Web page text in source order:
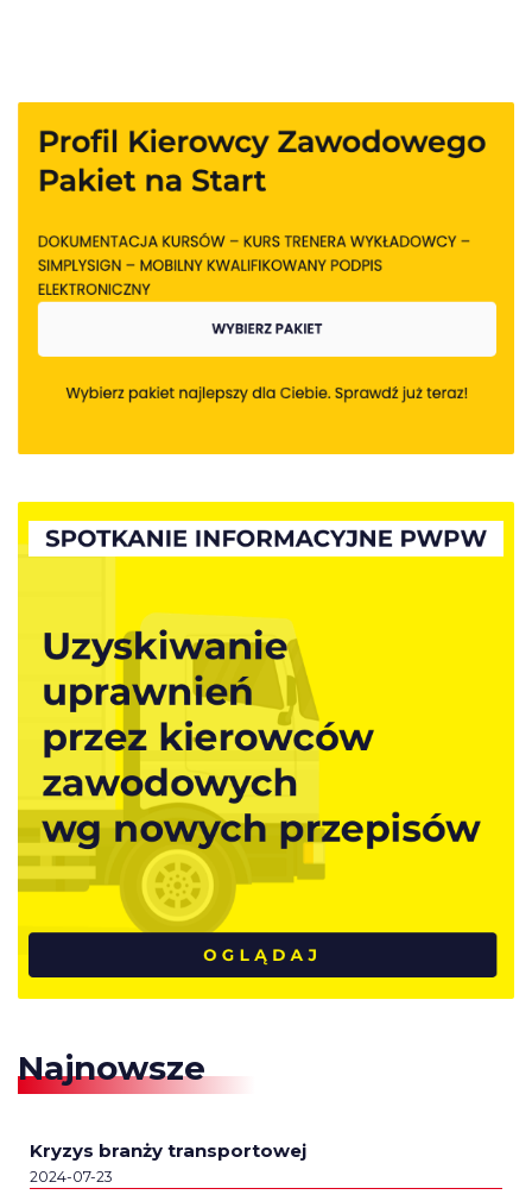
Najnowsze
Kryzys branży transportowej
2024-07-23